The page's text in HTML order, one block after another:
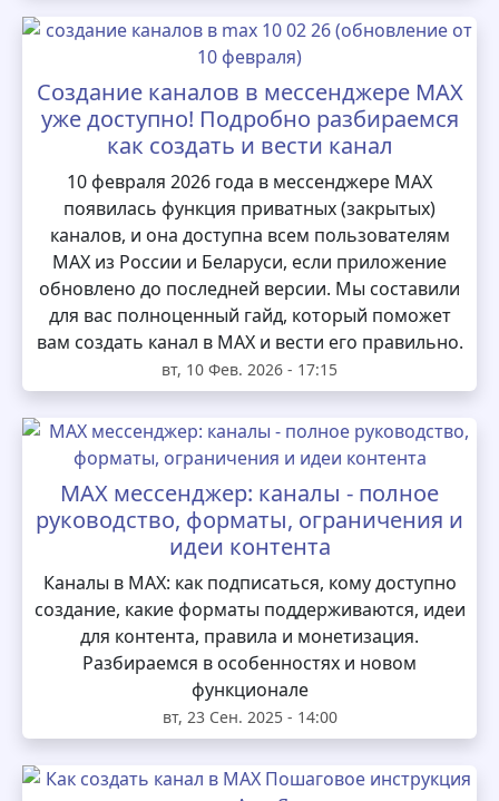
Создание каналов в мессенджере MAX
уже доступно! Подробно разбираемся
как создать и вести канал
10 февраля 2026 года в мессенджере MAX
появилась функция приватных (закрытых)
каналов, и она доступна всем пользователям
MAX из России и Беларуси, если приложение
обновлено до последней версии. Мы составили
для вас полноценный гайд, который поможет
вам создать канал в MAX и вести его правильно.
вт, 10 Фев. 2026 - 17:15
MAX мессенджер: каналы - полное
руководство, форматы, ограничения и
идеи контента
Каналы в MAX: как подписаться, кому доступно
создание, какие форматы поддерживаются, идеи
для контента, правила и монетизация.
Разбираемся в особенностях и новом
функционале
вт, 23 Сен. 2025 - 14:00